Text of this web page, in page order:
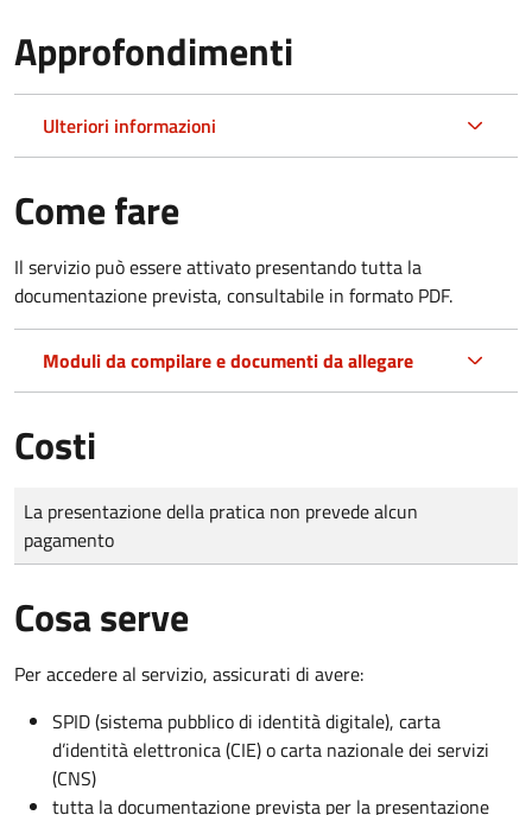
Approfondimenti
Ulteriori informazioni
Come fare
Il servizio può essere attivato presentando tutta la
documentazione prevista, consultabile in formato PDF.
Moduli da compilare e documenti da allegare
Costi
Tipo di pagamento
Importo
La presentazione della pratica non prevede alcun
pagamento
Cosa serve
Per accedere al servizio, assicurati di avere:
SPID (sistema pubblico di identità digitale), carta
d’identità elettronica (CIE) o carta nazionale dei servizi
(CNS)
tutta la documentazione prevista per la presentazione